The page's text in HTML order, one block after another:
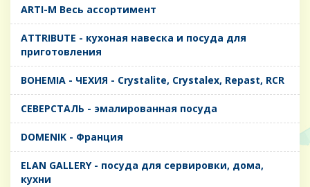
ARTI-M Весь ассортимент
ATTRIBUTE - кухоная навеска и посуда для
приготовления
BOHEMIA - ЧЕХИЯ - Crystalite, Crystalex, Repast, RCR
CЕВЕРСТАЛЬ - эмалированная посуда
DOMENIK - Франция
ELAN GALLERY - посуда для сервировки, дома,
кухни